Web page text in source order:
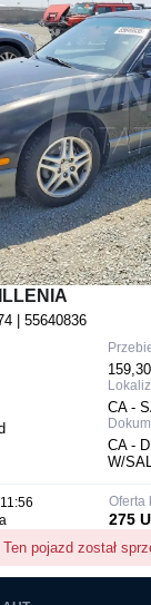
| 55640836
CA -
CA -
W/
Ten pojazd został
Oferta
275